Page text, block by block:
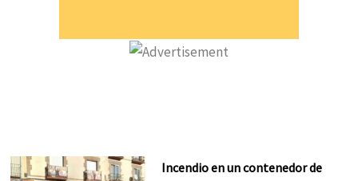
Incendio en un contenedor de